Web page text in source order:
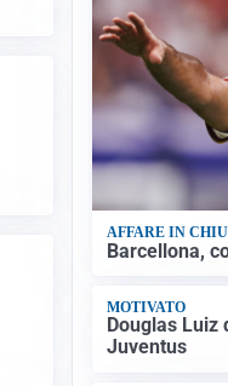
AFFARE IN
Barcellona,
MOTIVATO
Douglas Luiz
Juventus